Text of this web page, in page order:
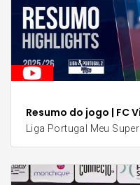
Resumo do jogo | FC
Liga Portugal Meu